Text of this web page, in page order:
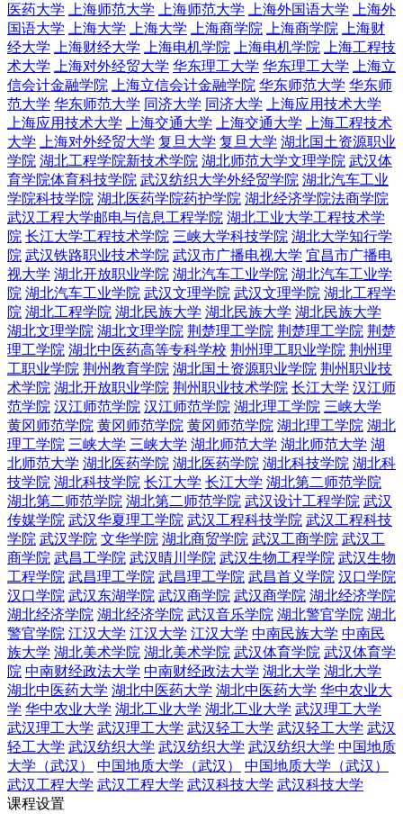
医药大学
上海师范大学 上海师范大学 上海外国语大学
上海外
国语大学
上海大学 上海大学 上海商学院 上海商学院
上海财
经大学
上海财经大学 上海电机学院 上海电机学院
上海工程技
术大学
上海对外经贸大学 华东理工大学 华东理工大学
上海立
信会计金融学院
上海立信会计金融学院 华东师范大学 华东师
范大学 华东师范大学 同济大学 同济大学
上海应用技术大学
上海应用技术大学
上海交通大学 上海交通大学
上海工程技术
大学
上海对外经贸大学 复旦大学 复旦大学 湖北国土资源职业
学院 湖北工程学院新技术学院 湖北师范大学文理学院 武汉体
育学院体育科技学院 武汉纺织大学外经贸学院 湖北汽车工业
学院科技学院 湖北医药学院药护学院 湖北经济学院法商学院
武汉工程大学邮电与信息工程学院 湖北工业大学工程技术学
院 长江大学工程技术学院 三峡大学科技学院 湖北大学知行学
院 武汉铁路职业技术学院 武汉市广播电视大学 宜昌市广播电
视大学 湖北开放职业学院 湖北汽车工业学院 湖北汽车工业学
院 湖北汽车工业学院 武汉文理学院 武汉文理学院 湖北工程学
院 湖北工程学院 湖北民族大学 湖北民族大学 湖北民族大学
湖北文理学院 湖北文理学院 荆楚理工学院 荆楚理工学院 荆楚
理工学院 湖北中医药高等专科学校 荆州理工职业学院 荆州理
工职业学院 荆州教育学院 湖北国土资源职业学院 荆州职业技
术学院 湖北开放职业学院 荆州职业技术学院 长江大学 汉江师
范学院 汉江师范学院 汉江师范学院 湖北理工学院 三峡大学
黄冈师范学院 黄冈师范学院 黄冈师范学院 湖北理工学院 湖北
理工学院 三峡大学 三峡大学 湖北师范大学 湖北师范大学 湖
北师范大学 湖北医药学院 湖北医药学院 湖北科技学院 湖北科
技学院 湖北科技学院 长江大学 长江大学 湖北第二师范学院
湖北第二师范学院 湖北第二师范学院 武汉设计工程学院 武汉
传媒学院 武汉华夏理工学院 武汉工程科技学院 武汉工程科技
学院 武汉学院 文华学院 湖北商贸学院 武汉工商学院 武汉工
商学院 武昌工学院 武汉晴川学院 武汉生物工程学院 武汉生物
工程学院 武昌理工学院 武昌理工学院 武昌首义学院 汉口学院
汉口学院 武汉东湖学院 武汉商学院 武汉商学院 湖北经济学院
湖北经济学院 湖北经济学院 武汉音乐学院 湖北警官学院 湖北
警官学院 江汉大学 江汉大学 江汉大学 中南民族大学 中南民
族大学 湖北美术学院 湖北美术学院 武汉体育学院 武汉体育学
院 中南财经政法大学 中南财经政法大学 湖北大学 湖北大学
湖北中医药大学 湖北中医药大学 湖北中医药大学 华中农业大
学 华中农业大学 湖北工业大学 湖北工业大学 武汉理工大学
武汉理工大学 武汉理工大学 武汉轻工大学 武汉轻工大学 武汉
轻工大学 武汉纺织大学 武汉纺织大学 武汉纺织大学 中国地质
大学（武汉）
中国地质大学（武汉）
中国地质大学（武汉）
武汉工程大学 武汉工程大学 武汉科技大学 武汉科技大学
课程设置